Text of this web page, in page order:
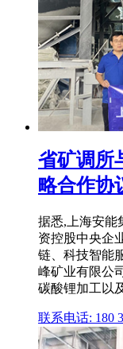
省矿调所
略合作协
据悉,上海安能
资控股中央企
链、科技智能
峰矿业有限公
碳酸锂加工以
联系电话: 180